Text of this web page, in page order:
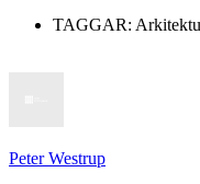
TAGGAR:
Peter Westrup